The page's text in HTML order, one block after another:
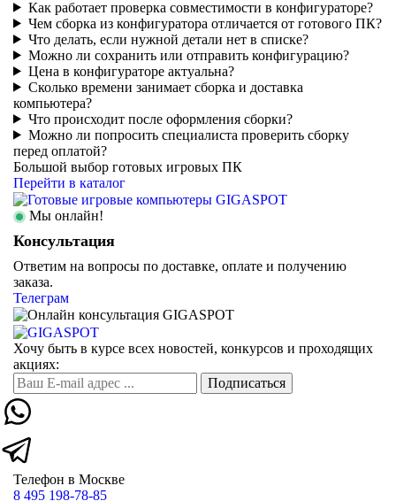
Как работает проверка совместимости в конфигураторе?
Чем сборка из конфигуратора отличается от готового ПК?
Что делать, если нужной детали нет в списке?
Можно ли сохранить или отправить конфигурацию?
Цена в конфигураторе актуальна?
Сколько времени занимает сборка и доставка
компьютера?
Что происходит после оформления сборки?
Можно ли попросить специалиста проверить сборку
перед оплатой?
Большой выбор готовых игровых ПК
Перейти в каталог
Мы онлайн!
Консультация
Ответим на вопросы по доставке, оплате и получению
заказа.
Телеграм
Хочу быть в курсе всех новостей, конкурсов и проходящих
акциях:
Телефон в Москве
8 495 198-78-85